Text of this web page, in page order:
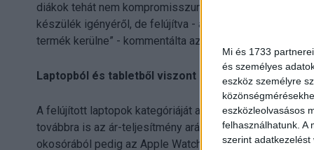
Mi és 1733
és személyes
eszköz személyre
eszközleolvasásos
felhasználhatunk. A
szerint
diákok tehát nem kompromisszumot kötnek, hanem ár/
készülék igényéről, de felújítva - átlagosan 31
termék kerülne” - kommentálta az eredményeket
Laptopból és tabletből viszont a legkedvezőbb árú
A felújított laptopok kategóriáját az M1-es MacBook
továbbra is az ár-teljesítmény arány bajnoka. Tabletből
okosórából pedig az Apple Watch SE (2020) - az